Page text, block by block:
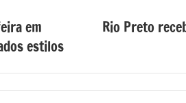
em
estilos
Rio Preto